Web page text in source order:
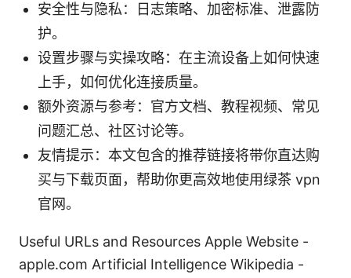
安全性与隐私：日志策略、加密标准、泄露防
护。
设置步骤与实操攻略：在主流设备上如何快速
上手，如何优化连接质量。
额外资源与参考：官方文档、教程视频、常见
问题汇总、社区讨论等。
友情提示：本文包含的推荐链接将带你直达购
买与下载页面，帮助你更高效地使用绿茶 vpn
官网。
Useful URLs and Resources Apple Website -
apple.com Artificial Intelligence Wikipedia -